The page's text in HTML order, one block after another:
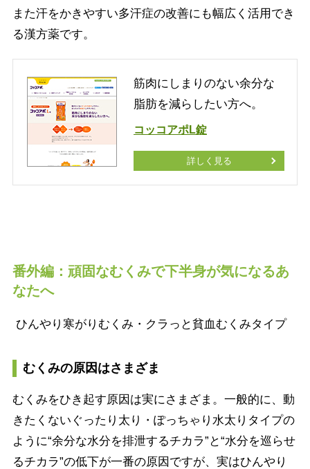
また汗をかきやすい多汗症の改善にも幅広く活用でき
る漢方薬です。
筋肉にしまりのない余分な
脂肪を減らしたい方へ。
コッコアポL錠
詳しく見る
番外編：頑固なむくみで下半身が気になるあ
なたへ
ひんやり寒がりむくみ・クラっと貧血むくみタイプ
むくみの原因はさまざま
むくみをひき起す原因は実にさまざま。一般的に、動
きたくないぐったり太り・ぽっちゃり水太りタイプの
ように“余分な水分を排泄するチカラ”と“水分を巡らせ
るチカラ”の低下が一番の原因ですが、実はひんやり